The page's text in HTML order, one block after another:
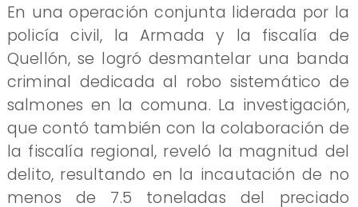
En una operación conjunta liderada por la
policía civil, la Armada y la fiscalía de
Quellón, se logró desmantelar una banda
criminal dedicada al robo sistemático de
salmones en la comuna. La investigación,
que contó también con la colaboración de
la fiscalía regional, reveló la magnitud del
delito, resultando en la incautación de no
menos de 7.5 toneladas del preciado